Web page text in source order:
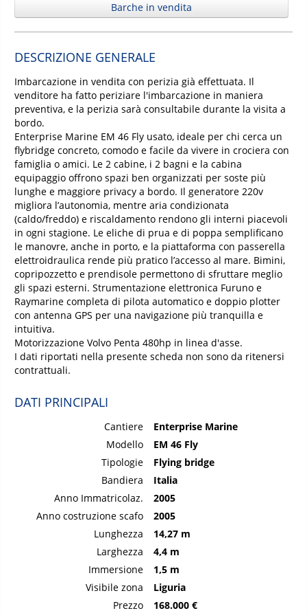
Barche in vendita
DESCRIZIONE GENERALE
Imbarcazione in vendita con perizia già effettuata. Il
venditore ha fatto periziare l'imbarcazione in maniera
preventiva, e la perizia sarà consultabile durante la visita a
bordo.
Enterprise Marine EM 46 Fly usato, ideale per chi cerca un
flybridge concreto, comodo e facile da vivere in crociera con
famiglia o amici. Le 2 cabine, i 2 bagni e la cabina
equipaggio offrono spazi ben organizzati per soste più
lunghe e maggiore privacy a bordo. Il generatore 220v
migliora l’autonomia, mentre aria condizionata
(caldo/freddo) e riscaldamento rendono gli interni piacevoli
in ogni stagione. Le eliche di prua e di poppa semplificano
le manovre, anche in porto, e la piattaforma con passerella
elettroidraulica rende più pratico l’accesso al mare. Bimini,
copripozzetto e prendisole permettono di sfruttare meglio
gli spazi esterni. Strumentazione elettronica Furuno e
Raymarine completa di pilota automatico e doppio plotter
con antenna GPS per una navigazione più tranquilla e
intuitiva.
Motorizzazione Volvo Penta 480hp in linea d'asse.
I dati riportati nella presente scheda non sono da ritenersi
contrattuali.
DATI PRINCIPALI
Cantiere
Enterprise Marine
Modello
EM 46 Fly
Tipologie
Flying bridge
Bandiera
Italia
Anno Immatricolaz.
2005
Anno costruzione scafo
2005
Lunghezza
14,27 m
Larghezza
4,4 m
Immersione
1,5 m
Visibile zona
Liguria
Prezzo
168.000 €